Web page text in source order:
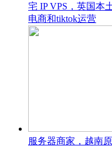
宅 IP VPS，英国本
电商和tiktok运营
服务器商家，越南